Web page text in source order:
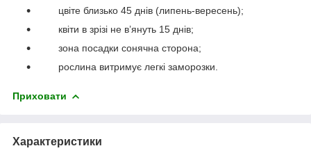
цвіте близько 45 днів (липень-вересень);
квіти в зрізі не в’януть 15 днів;
зона посадки сонячна сторона;
рослина витримує легкі заморозки.
Приховати
Характеристики